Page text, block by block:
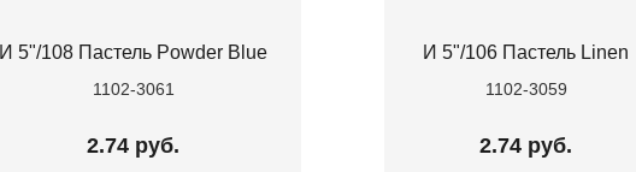
И 5"/108 Пастель Powder Blue
1102-3061
2.74 руб.
И 5"/106 Пастель Linen
1102-3059
2.74 руб.